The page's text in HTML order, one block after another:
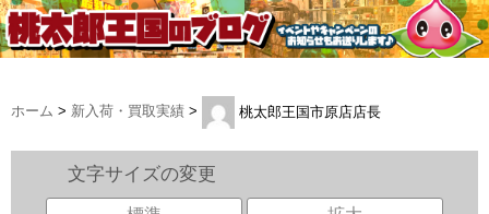
ホーム > 新入荷・買取実績 > 桃太郎王国市原店店長
文字サイズの変更